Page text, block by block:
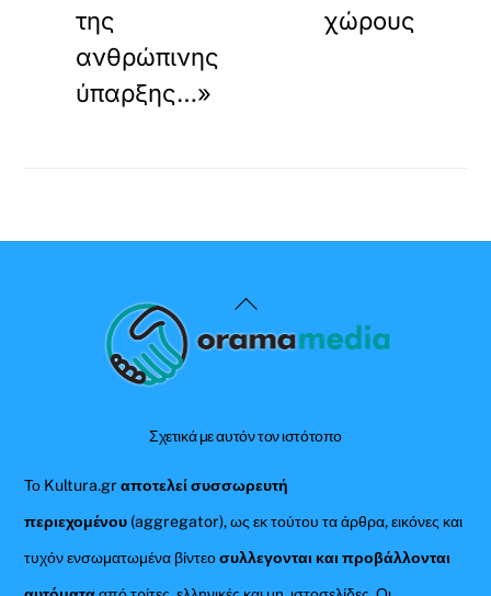
της
ανθρώπινης
ύπαρξης…»
χώρους
Back
To
Σχετικά με αυτόν τον ιστότοπο
Το Kultura.grαποτελεί συσσωρευτή
περιεχομένου (aggregator), ως εκ τούτου τα άρθρα, εικόνες και
τυχόν ενσωματωμένα βίντεοσυλλεγονται και προβάλλονται